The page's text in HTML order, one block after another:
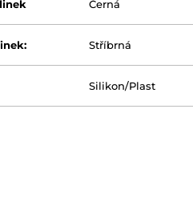
Černá
Stříbrná
Silikon/Plast